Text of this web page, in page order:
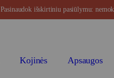
Pasinaudok išskirtiniu pasiūlymu:
Kojinės Apsaugos